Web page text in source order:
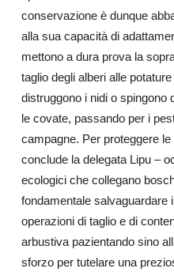
conservazione è dunque
alla sua capacità di
mettono a dura prova la
taglio degli alberi alle
distruggono i nidi o spingono
le covate, passando per i
campagne. Per proteggere
conclude la delegata Lipu –
ecologici che collegano
fondamentale salvaguardare
operazioni di taglio e di
arbustiva pazientando sino
sforzo per tutelare una